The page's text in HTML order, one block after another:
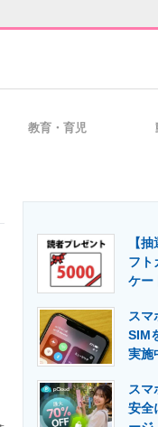
ダーのコミュニティ
IT導入・活用を支援
ギーの専門メディア
教育・育児
【
フト
ケー
スマ
SIM
実施
スマ
安全